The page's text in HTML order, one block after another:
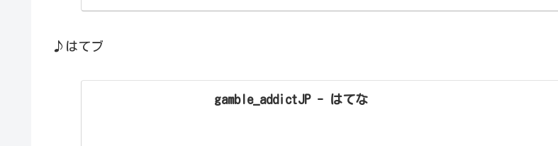
♪はてブ
gamble_addictJP - はてな